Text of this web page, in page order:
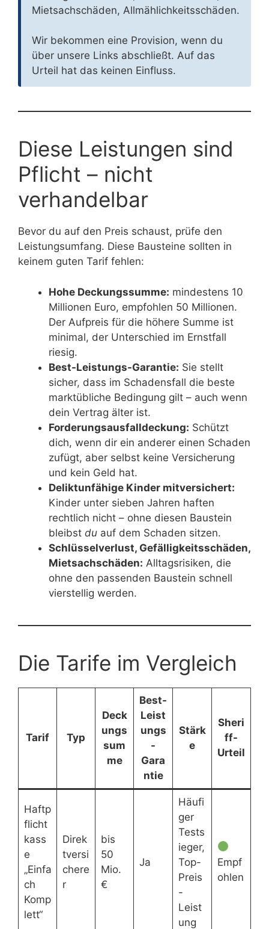
Mietsachschäden, Allmählichkeitsschäden.
Wir bekommen eine Provision, wenn du
über unsere Links abschließt. Auf das
Urteil hat das keinen Einfluss.
Diese Leistungen sind
Pflicht – nicht
verhandelbar
Bevor du auf den Preis schaust, prüfe den
Leistungsumfang. Diese Bausteine sollten in
keinem guten Tarif fehlen:
Hohe Deckungssumme: mindestens 10
Millionen Euro, empfohlen 50 Millionen.
Der Aufpreis für die höhere Summe ist
minimal, der Unterschied im Ernstfall
riesig.
Best-Leistungs-Garantie: Sie stellt
sicher, dass im Schadensfall die beste
marktübliche Bedingung gilt – auch wenn
dein Vertrag älter ist.
Forderungsausfalldeckung: Schützt
dich, wenn dir ein anderer einen Schaden
zufügt, aber selbst keine Versicherung
und kein Geld hat.
Deliktunfähige Kinder mitversichert:
Kinder unter sieben Jahren haften
rechtlich nicht – ohne diesen Baustein
bleibst du auf dem Schaden sitzen.
Schlüsselverlust, Gefälligkeitsschäden,
Mietsachschäden: Alltagsrisiken, die
ohne den passenden Baustein schnell
vierstellig werden.
Die Tarife im Vergleich
Tarif Typ
Deck
ungs
sum
me
Best-
Leist
ungs
-
Gara
ntie
Stärk
e
Sheri
ff-
Urteil
Haftp
flicht
kass
e
„Einfa
ch
Komp
lett“
Direk
tversi
chere
r
bis
50
Mio.
€
Ja
Häufi
ger
Tests
ieger,
Top-
Preis
-
Leist
ung
Empf
ohlen